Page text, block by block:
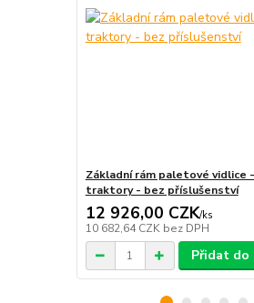
Základní rám paletové vidlice
traktory - bez příslušenství
12 926,00 CZK/ks
10 682,64 CZK bez DPH
Přidat do